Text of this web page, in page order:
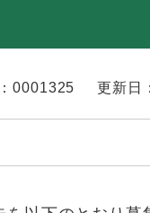
0001325 更新日